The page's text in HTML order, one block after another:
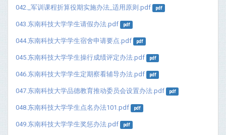
042._军训课程折算役期实施办法_适用原则.pdf pdf
043.东南科技大学学生请假办法.pdf pdf
044.东南科技大学学生宿舍申请要点.pdf pdf
045.东南科技大学学生操行成绩评定办法.pdf pdf
046.东南科技大学学生定期察看辅导办法.pdf pdf
047.东南科技大学品德教育推动委员会设置办法.pdf pdf
048.东南科技大学学生点名办法101.pdf pdf
049.东南科技大学学生奖惩办法.pdf pdf